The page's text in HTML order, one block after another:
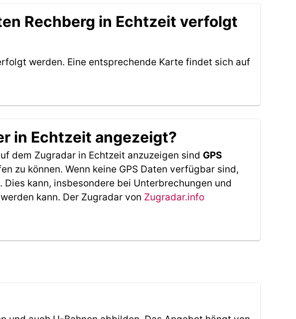
Rechberg in Echtzeit verfolgt
werden. Eine entsprechende Karte findet sich auf
in Echtzeit angezeigt?
dem Zugradar in Echtzeit anzuzeigen sind GPS
zu können. Wenn keine GPS Daten verfügbar sind,
kann, insbesondere bei Unterbrechungen und
kann. Der Zugradar von Zugradar.info